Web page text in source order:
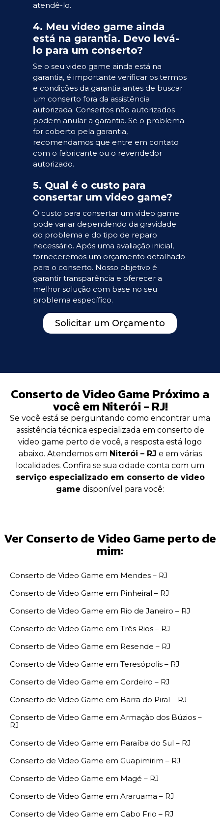
atendê-lo.
4. Meu video game ainda
está na garantia. Devo levá-
lo para um conserto?
Se o seu video game ainda está na
garantia, é importante verificar os termos
e condições da garantia antes de buscar
um conserto fora da assistência
autorizada. Consertos não autorizados
podem anular a garantia. Se o problema
for coberto pela garantia,
recomendamos que entre em contato
com o fabricante ou o revendedor
autorizado.
5. Qual é o custo para
consertar um video game?
O custo para consertar um video game
pode variar dependendo da gravidade
do problema e do tipo de reparo
necessário. Após uma avaliação inicial,
forneceremos um orçamento detalhado
para o conserto. Nosso objetivo é
garantir transparência e oferecer a
melhor solução com base no seu
problema específico.
Solicitar um Orçamento
Conserto de Video Game Próximo a
você em Niterói - RJ!
Se você está se perguntando como encontrar uma
assistência técnica especializada em conserto de
video game perto de você, a resposta está logo
abaixo. Atendemos em Niterói – RJ e em várias
localidades. Confira se sua cidade conta com um
serviço especializado em conserto de video
game disponível para você:
Ver Conserto de Video Game perto de
mim:
Conserto de Video Game em Mendes – RJ
Conserto de Video Game em Pinheiral – RJ
Conserto de Video Game em Rio de Janeiro – RJ
Conserto de Video Game em Três Rios – RJ
Conserto de Video Game em Resende – RJ
Conserto de Video Game em Teresópolis – RJ
Conserto de Video Game em Cordeiro – RJ
Conserto de Video Game em Barra do Piraí – RJ
Conserto de Video Game em Armação dos Búzios –
RJ
Conserto de Video Game em Paraíba do Sul – RJ
Conserto de Video Game em Guapimirim – RJ
Conserto de Video Game em Magé – RJ
Conserto de Video Game em Araruama – RJ
Conserto de Video Game em Cabo Frio – RJ